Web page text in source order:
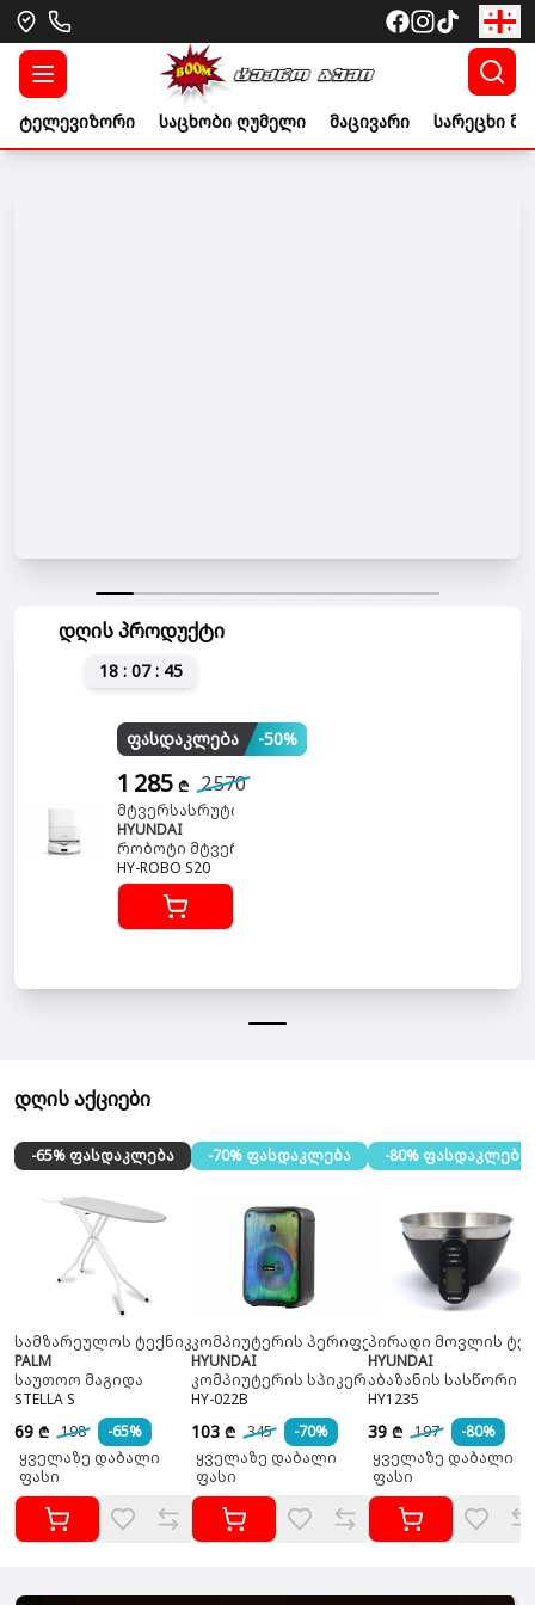
ტელევიზორი საცხობი ღუმელი მაცივარი სარეცხი
დღის პროდუქტი
18 : 07 : 45
ფასდაკლება -50%
1 285 ₾ 2 570
მტვერსასრუტი
HYUNDAI
რობოტი მტვერსასრუტი
HY-ROBO S20
დღის აქციები
-65% ფასდაკლება
სამზარეულოს ტექნიკა
PALM
საუთოო მაგიდა
STELLA S
69 ₾ 198
-65%
ყველაზე დაბალი
ფასი
-70% ფასდაკლება
კომპიუტერის პერიფერია
HYUNDAI
კომპიუტერის სპიკერი
HY-022B
103 ₾ 345
-70%
ყველაზე დაბალი
ფასი
-80% ფასდაკლება
პირადი მოვლის
HYUNDAI
აბაზანის სასწორი
HY1235
39 ₾ 197
-80%
ყველაზე დაბალი
ფასი